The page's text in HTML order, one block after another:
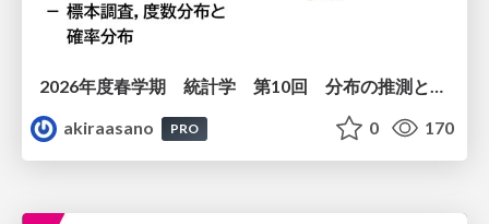
akiraasano
PRO 0 170